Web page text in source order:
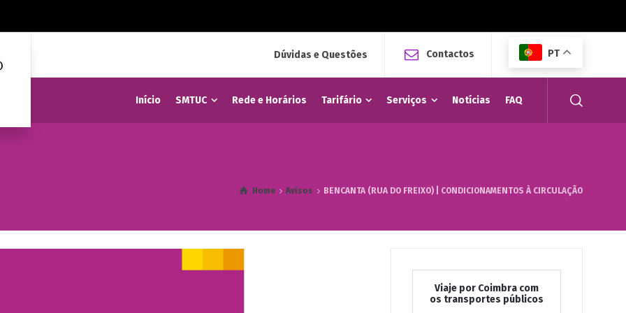
Dúvidas e Questões Contactos PT
Início SMTUC Rede e Horários Tarifário Serviços Notícias FAQ
Home Avisos BENCANTA (RUA DO FREIXO) | CONDICIONAMENTOS À CIRCULAÇÃO
Viaje por Coimbra com
os transportes públicos